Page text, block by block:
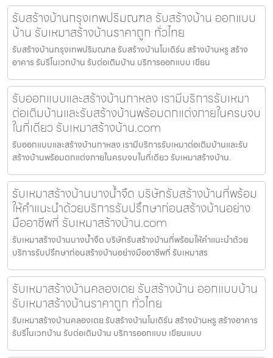
รับสร้างบ้านกรุงเทพปริมณฑล รับสร้างบ้าน ออกแบบ
บ้าน รับเหมาสร้างบ้านราคาถูก ทั่วไทย
รับสร้างบ้านกรุงเทพปริมณฑล รับสร้างบ้านโมเดิร์น สร้างบ้านหรู สร้าง
อาคาร รับรีโนเวทบ้าน รับต่อเติมบ้าน บริการออกแบบ เขียน
รับออกแบบและสร้างบ้านกาหลง เรามีบริการรับเหมา
ต่อเติมบ้านและรับสร้างบ้านพร้อมตกแต่งภายในครบจบ
ในที่เดียว รับเหมาสร้างบ้าน.com
รับออกแบบและสร้างบ้านกาหลง เรามีบริการรับเหมาต่อเติมบ้านและรับ
สร้างบ้านพร้อมตกแต่งภายในครบจบในที่เดียว รับเหมาสร้างบ้าน.
รับเหมาสร้างบ้านบางน้ำจืด บริษัทรับสร้างบ้านที่พร้อม
ให้คำแนะนำด้วยบริการรับปรึกษาก่อนสร้างบ้านอย่าง
มืออาชีพที่ รับเหมาสร้างบ้าน.com
รับเหมาสร้างบ้านบางน้ำจืด บริษัทรับสร้างบ้านที่พร้อมให้คำแนะนำด้วย
บริการรับปรึกษาก่อนสร้างบ้านอย่างมืออาชีพที่ รับเหมาสร
รับเหมาสร้างบ้านคลองเตย รับสร้างบ้าน ออกแบบบ้าน
รับเหมาสร้างบ้านราคาถูก ทั่วไทย
รับเหมาสร้างบ้านคลองเตย รับสร้างบ้านโมเดิร์น สร้างบ้านหรู สร้างอาคาร
รับรีโนเวทบ้าน รับต่อเติมบ้าน บริการออกแบบ เขียนแบบ